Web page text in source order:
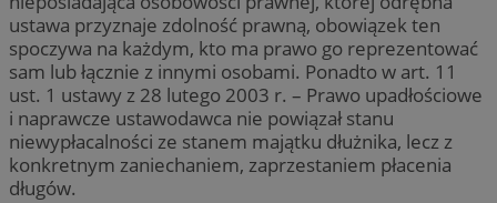
ustawa przyznaje zdolność prawną, obowiązek ten
spoczywa na każdym, kto ma prawo go reprezentować
sam lub łącznie z innymi osobami. Ponadto w art. 11
ust. 1 ustawy z 28 lutego 2003 r. – Prawo upadłościowe
i naprawcze ustawodawca nie powiązał stanu
niewypłacalności ze stanem majątku dłużnika, lecz z
konkretnym zaniechaniem, zaprzestaniem płacenia
długów.